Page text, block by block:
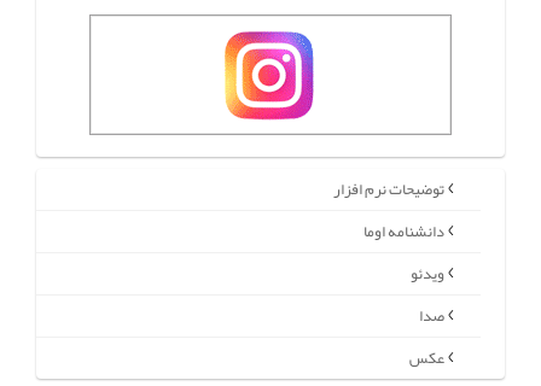
توضیحات نرم افزار
دانشنامه اوما
ویدئو
صدا
عکس